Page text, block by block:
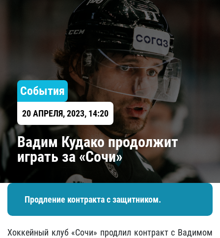
События
20 АПРЕЛЯ, 2023, 14:20
Вадим Кудако продолжит
играть за «Сочи»
Продление контракта с защитником.
Хоккейный клуб «Сочи» продлил контракт с Вадимом